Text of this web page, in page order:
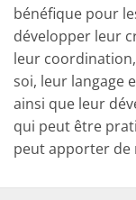
bénéfique pour
développer leur
leur
soi, leur langage
ainsi que leur
qui peut être
peut apporter de